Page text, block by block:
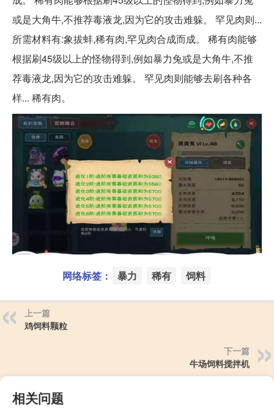
或是大角牛,不推荐毒液龙,因为它的攻击难躲。 罕见肉则...
所需材料有:象拔蚌,稀有肉,罕见肉合成而成。 稀有肉能够
根据刷45级以上的怪物得到,例如暴力兔或是大角牛,不推
荐毒液龙,因为它的攻击难躲。 罕见肉则能够去刷各种各
样... 稀有肉。
网络标签： 暴力 稀有 饲料
上一篇
鸡饲料颗粒
下一篇
牛场饲料搅拌机
相关问题